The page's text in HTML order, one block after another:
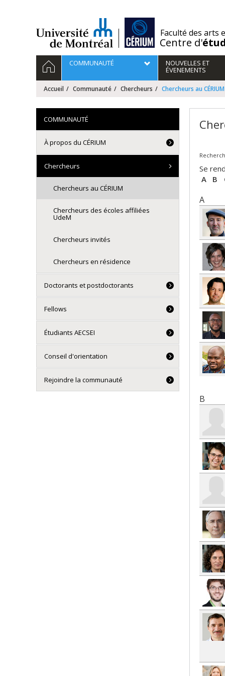
Faculté des arts
Centre d'
Navigation
principale
ACCUEILCOMMUNAUTÉ NOUVELLES ET
ÉVENEMENTS
Accueil Communauté Chercheurs Chercheurs au CÉRIUM
Se
A
B
A
B
COMMUNAUTÉ
À propos du CÉRIUM
Chercheurs
Chercheurs au CÉRIUM
Chercheurs des écoles affiliées
UdeM
Chercheurs invités
Chercheurs en résidence
Doctorants et postdoctorants
Fellows
Étudiants AECSEI
Conseil d'orientation
Rejoindre la communauté